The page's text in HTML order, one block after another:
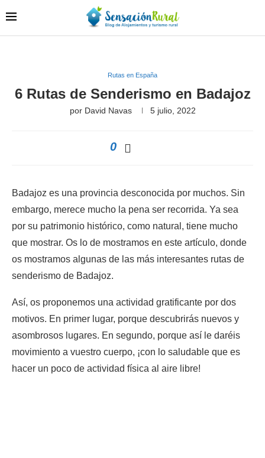
Rutas en España
6 Rutas de Senderismo en Badajoz
por David Navas 5 julio, 2022
0
Badajoz es una provincia desconocida por muchos. Sin
embargo, merece mucho la pena ser recorrida. Ya sea
por su patrimonio histórico, como natural, tiene mucho
que mostrar. Os lo de mostramos en este artículo, donde
os mostramos algunas de las más interesantes rutas de
senderismo de Badajoz.
Así, os proponemos una actividad gratificante por dos
motivos. En primer lugar, porque descubrirás nuevos y
asombrosos lugares. En segundo, porque así le daréis
movimiento a vuestro cuerpo, ¡con lo saludable que es
hacer un poco de actividad física al aire libre!